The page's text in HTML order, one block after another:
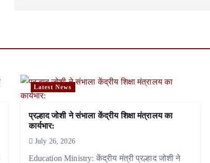
Latest News
प्रल्हाद जोशी ने संभाला केंद्रीय शिक्षा मंत्रालय का
कार्यभार:
July 26, 2026
Education Ministry: केंद्रीय मंत्री प्रल्हाद जोशी ने